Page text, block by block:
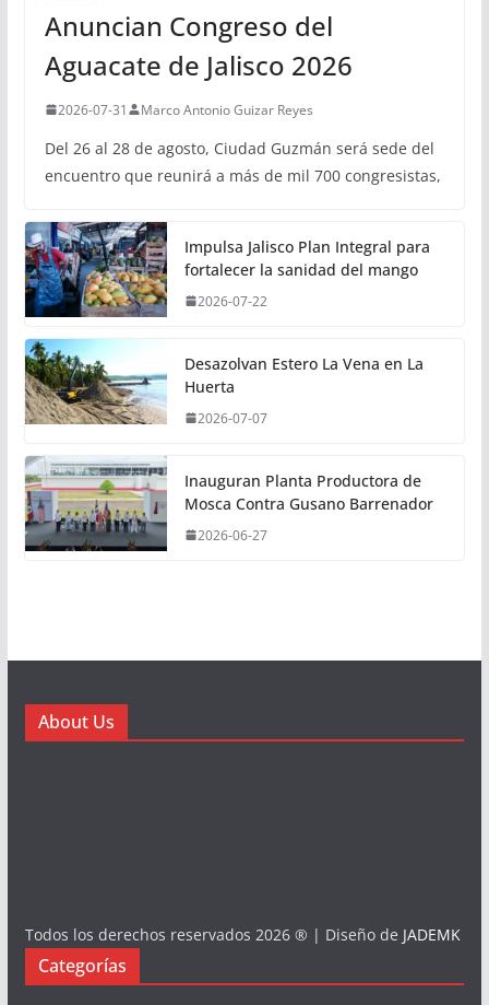
Anuncian Congreso del
Aguacate de Jalisco 2026
2026-07-31 Marco Antonio Guizar Reyes
Del 26 al 28 de agosto, Ciudad Guzmán será sede del
encuentro que reunirá a más de mil 700 congresistas,
Impulsa Jalisco Plan Integral para
fortalecer la sanidad del mango
2026-07-22
Desazolvan Estero La Vena en La
Huerta
2026-07-07
Inauguran Planta Productora de
Mosca Contra Gusano Barrenador
2026-06-27
About Us
Todos los derechos reservados 2026 ® | Diseño de JADEMK
Categorías